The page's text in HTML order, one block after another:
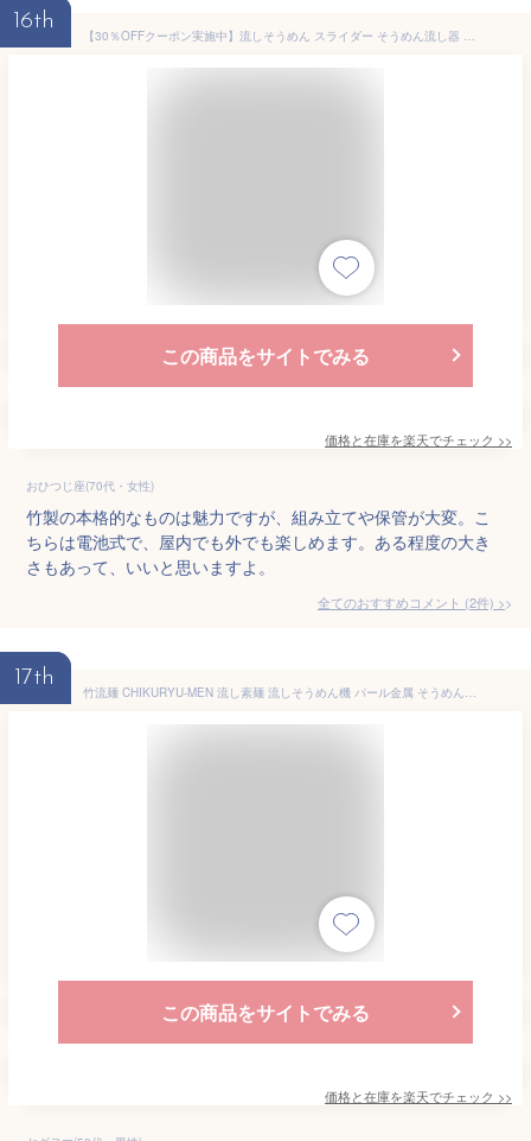
16th
【30％OFFクーポン実施中】流しそうめん スライダー そうめん流し器 流しそうめん機 スライダー付き 素麺 電池式 夏休み 竹流麺 somen-01
この商品をサイトでみる
価格と在庫を楽天でチェック >>
おひつじ座(70代・女性)
竹製の本格的なものは魅力ですが、組み立てや保管が大変。こ
ちらは電池式で、屋内でも外でも楽しめます。ある程度の大き
さもあって、いいと思いますよ。
全てのおすすめコメント (2件) >
17th
竹流麺 CHIKURYU-MEN 流し素麺 流しそうめん機 パール金属 そうめん流し器 電動 家庭用 組み立て式 電池式 Wheat Noodle Flow PEARL LIFE 流し素麺機【RCP】スライダーそうめん流し器 グリーン D-6794
この商品をサイトでみる
価格と在庫を楽天でチェック >>